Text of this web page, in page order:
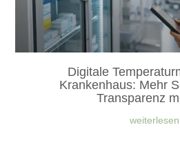
Digitale
Krankenhaus: Mehr
Transparenz
weiterlesen